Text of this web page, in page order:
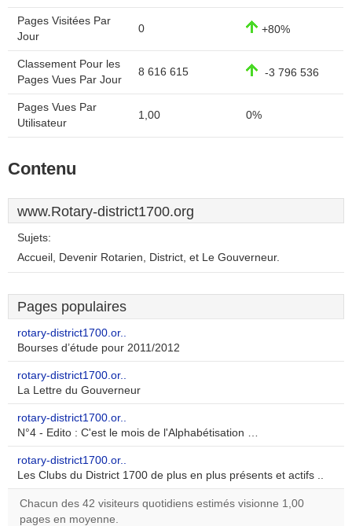
Pages Visitées Par
Jour
0 +80%
Classement Pour les
Pages Vues Par Jour
8 616 615 -3 796 536
Pages Vues Par
Utilisateur
1,00 0%
Contenu
www.Rotary-district1700.org
Sujets:
Accueil, Devenir Rotarien, District, et Le Gouverneur.
Pages populaires
rotary-district1700.or..
Bourses d’étude pour 2011/2012
rotary-district1700.or..
La Lettre du Gouverneur
rotary-district1700.or..
N°4 - Edito : C'est le mois de l'Alphabétisation …
rotary-district1700.or..
Les Clubs du District 1700 de plus en plus présents et actifs ..
Chacun des 42 visiteurs quotidiens estimés visionne 1,00
pages en moyenne.